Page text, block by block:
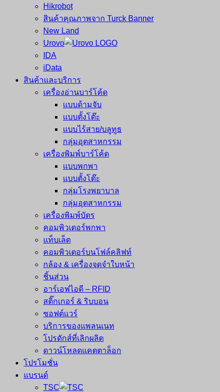
Hikrobot
สินค้าคุณภาพจาก Turck Banner
New Land
Urovo
IDA
iData
สินค้าและบริการ
เครื่องอ่านบาร์โค้ด
แบบด้ามจับ
แบบตั้งโต๊ะ
แบบไร้สาย/บลูทูธ
กลุ่มอุตสาหกรรม
เครื่องพิมพ์บาร์โค้ด
แบบพกพา
แบบตั้งโต๊ะ
กลุ่มโรงพยาบาล
กลุ่มอุตสาหกรรม
เครื่องพิมพ์บัตร
คอมพิวเตอร์พกพา
แท็บเล็ต
คอมพิวเตอร์บนโฟล์คลิฟท์
กล้อง & เครื่องจดจำใบหน้า
ชิ้นส่วน
อาร์เอฟไอดี – RFID
สติ๊กเกอร์ & ริบบอน
ซอฟต์แวร์
บริการของแพลนเนท
โปรดักส์ที่เลิกผลิต
ดาวน์โหลดแคตตาล็อก
โปรโมชั่น
แบรนด์
TSC